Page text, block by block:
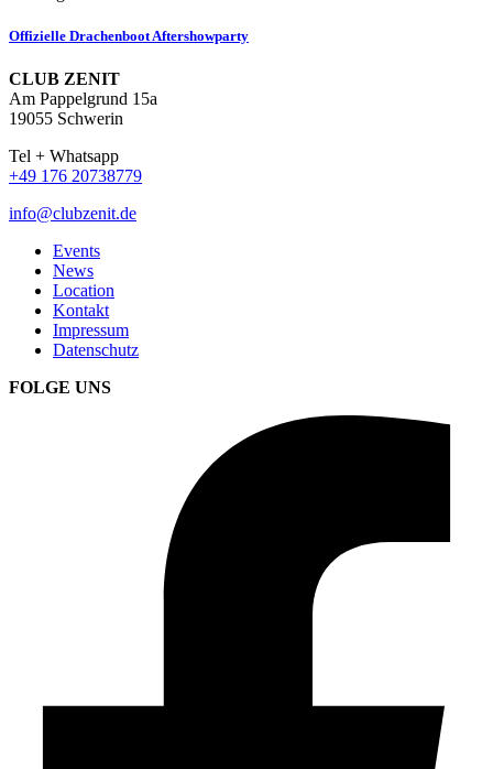
Offizielle Drachenboot Aftershowparty
CLUB ZENIT
Am Pappelgrund 15a
19055 Schwerin
Tel + Whatsapp
+49 176 20738779
info@clubzenit.de
Events
News
Location
Kontakt
Impressum
Datenschutz
FOLGE UNS